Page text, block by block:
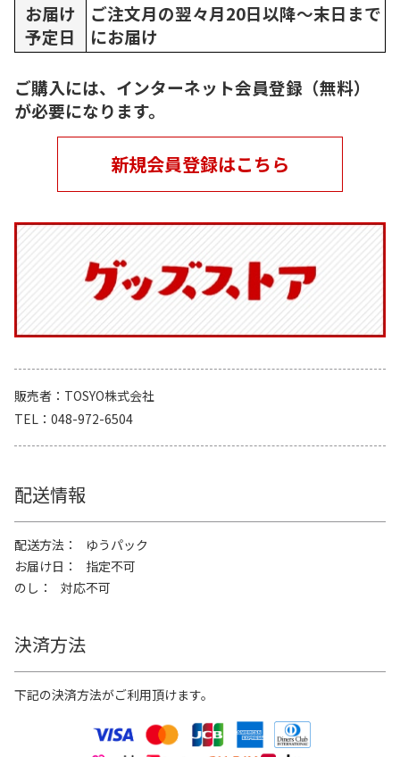
お届け
予定日
ご注文月の翌々月20日以降～末日まで
にお届け
ご購入には、インターネット会員登録（無料）
が必要になります。
新規会員登録はこちら
販売者
TOSYO株式会社
TEL
048-972-6504
配送情報
配送方法
ゆうパック
お届け日
指定不可
のし
対応不可
決済方法
下記の決済方法がご利用頂けます。